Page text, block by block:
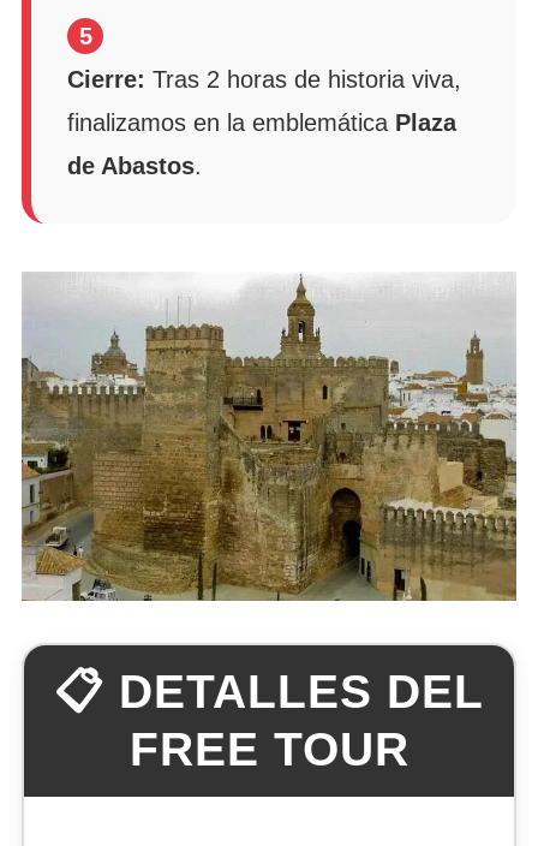
5
Cierre: Tras 2 horas de historia viva,
finalizamos en la emblemática Plaza
de Abastos.
📋 DETALLES DEL
FREE TOUR